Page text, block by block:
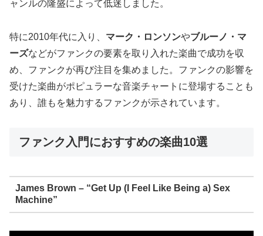
ャンルの隆盛によって低迷しました。
特に2010年代に入り、 マーク・ロンソンやブルーノ・マ
ーズなどがファンクの要素を取り入れた楽曲で成功を収
め、ファンクが再び注目を集めました。ファンクの影響を
受けた楽曲がポピュラーな音楽チャートに登場することも
あり、誰もを魅力するファンクが示されています。
ファンク入門におすすめの楽曲10選
James Brown – “Get Up (I Feel Like Being a) Sex
Machine”